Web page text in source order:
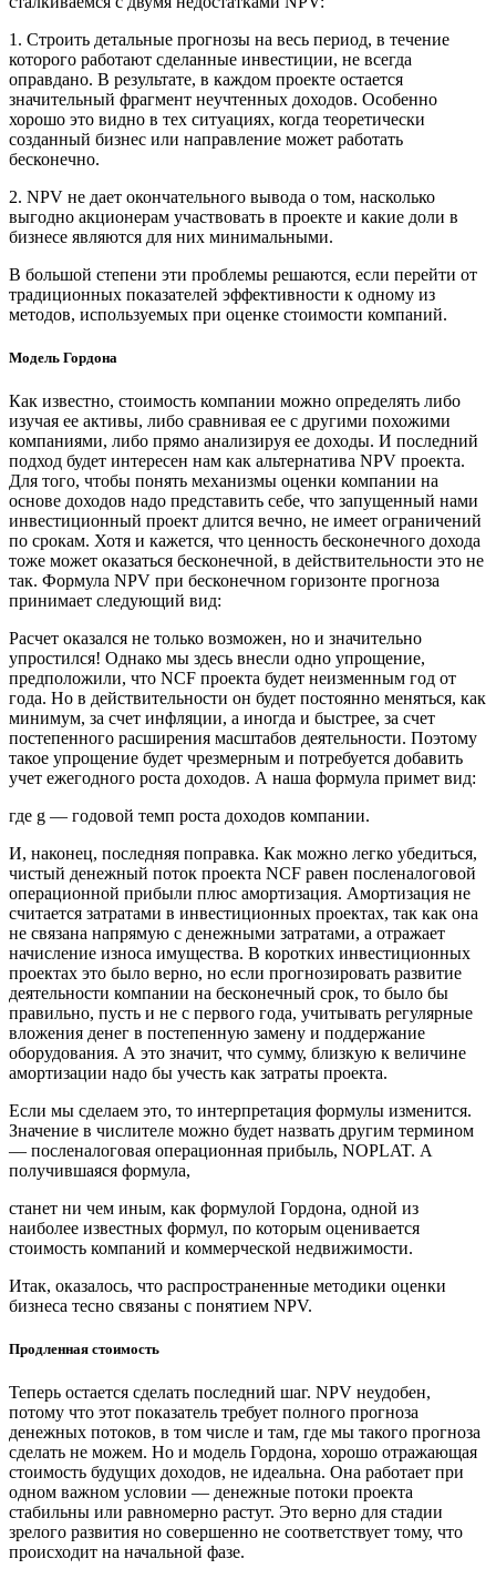
1. Строить детальные прогнозы на весь период, в течение
которого работают сделанные инвестиции, не всегда
оправдано. В результате, в каждом проекте остается
значительный фрагмент неучтенных доходов. Особенно
хорошо это видно в тех ситуациях, когда теоретически
созданный бизнес или направление может работать
бесконечно.
2. NPV не дает окончательного вывода о том, насколько
выгодно акционерам участвовать в проекте и какие доли в
бизнесе являются для них минимальными.
В большой степени эти проблемы решаются, если перейти от
традиционных показателей эффективности к одному из
методов, используемых при оценке стоимости компаний.
Модель Гордона
Как известно, стоимость компании можно определять либо
изучая ее активы, либо сравнивая ее с другими похожими
компаниями, либо прямо анализируя ее доходы. И последний
подход будет интересен нам как альтернатива NPV проекта.
Для того, чтобы понять механизмы оценки компании на
основе доходов надо представить себе, что запущенный нами
инвестиционный проект длится вечно, не имеет ограничений
по срокам. Хотя и кажется, что ценность бесконечного дохода
тоже может оказаться бесконечной, в действительности это не
так. Формула NPV при бесконечном горизонте прогноза
принимает следующий вид:
Расчет оказался не только возможен, но и значительно
упростился! Однако мы здесь внесли одно упрощение,
предположили, что NCF проекта будет неизменным год от
года. Но в действительности он будет постоянно меняться, как
минимум, за счет инфляции, а иногда и быстрее, за счет
постепенного расширения масштабов деятельности. Поэтому
такое упрощение будет чрезмерным и потребуется добавить
учет ежегодного роста доходов. А наша формула примет вид:
где g — годовой темп роста доходов компании.
И, наконец, последняя поправка. Как можно легко убедиться,
чистый денежный поток проекта NCF равен посленалоговой
операционной прибыли плюс амортизация. Амортизация не
считается затратами в инвестиционных проектах, так как она
не связана напрямую с денежными затратами, а отражает
начисление износа имущества. В коротких инвестиционных
проектах это было верно, но если прогнозировать развитие
деятельности компании на бесконечный срок, то было бы
правильно, пусть и не с первого года, учитывать регулярные
вложения денег в постепенную замену и поддержание
оборудования. А это значит, что сумму, близкую к величине
амортизации надо бы учесть как затраты проекта.
Если мы сделаем это, то интерпретация формулы изменится.
Значение в числителе можно будет назвать другим термином
— посленалоговая операционная прибыль, NOPLAT. А
получившаяся формула,
станет ни чем иным, как формулой Гордона, одной из
наиболее известных формул, по которым оценивается
стоимость компаний и коммерческой недвижимости.
Итак, оказалось, что распространенные методики оценки
бизнеса тесно связаны с понятием NPV.
Продленная стоимость
Теперь остается сделать последний шаг. NPV неудобен,
потому что этот показатель требует полного прогноза
денежных потоков, в том числе и там, где мы такого прогноза
сделать не можем. Но и модель Гордона, хорошо отражающая
стоимость будущих доходов, не идеальна. Она работает при
одном важном условии — денежные потоки проекта
стабильны или равномерно растут. Это верно для стадии
зрелого развития но совершенно не соответствует тому, что
происходит на начальной фазе.